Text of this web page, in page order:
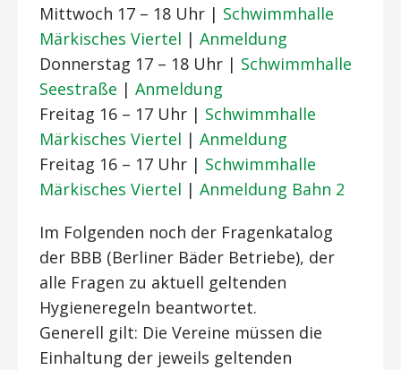
Mittwoch 17 – 18 Uhr | Schwimmhalle
Märkisches Viertel | Anmeldung
Donnerstag 17 – 18 Uhr | Schwimmhalle
Seestraße | Anmeldung
Freitag 16 – 17 Uhr | Schwimmhalle
Märkisches Viertel | Anmeldung
Freitag 16 – 17 Uhr | Schwimmhalle
Märkisches Viertel | Anmeldung Bahn 2
Im Folgenden noch der Fragenkatalog
der BBB (Berliner Bäder Betriebe), der
alle Fragen zu aktuell geltenden
Hygieneregeln beantwortet.
Generell gilt: Die Vereine müssen die
Einhaltung der jeweils geltenden